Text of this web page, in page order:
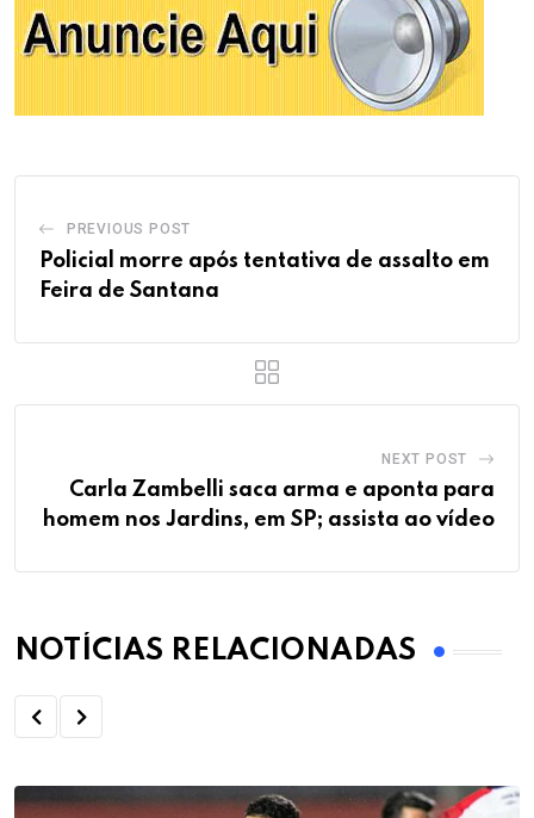
PREVIOUS POST
Policial morre após tentativa de assalto em
Feira de Santana
NEXT POST
Carla Zambelli saca arma e aponta para
homem nos Jardins, em SP; assista ao vídeo
NOTÍCIAS RELACIONADAS